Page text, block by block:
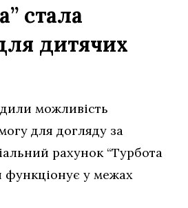
стала
дитячих
можливість
для догляду за
рахунок “Турбота
функціонує у межах